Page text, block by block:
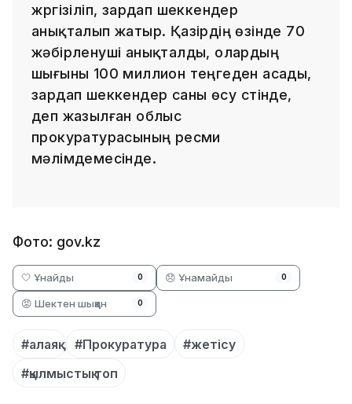
жүргізіліп, зардап шеккендер
анықталып жатыр. Қазірдің өзінде 70
жәбірленуші анықталды, олардың
шығыны 100 миллион теңгеден асады,
зардап шеккендер саны өсу үстінде,
деп жазылған облыс
прокуратурасының ресми
мәлімдемесінде.
Фото: gov.kz
🤍 Ұнайды 0 😞 Ұнамайды 0
😡 Шектен шыққан 0
#алаяқ #Прокуратура
#жетісу
#қылмыстық топ